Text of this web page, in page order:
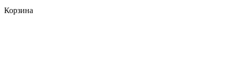
Корзина